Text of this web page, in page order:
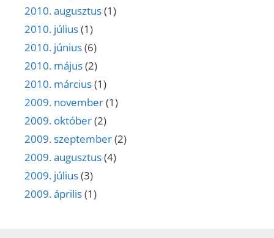
2010. augusztus(1)
2010. július(1)
2010. június(6)
2010. május(2)
2010. március(1)
2009. november(1)
2009. október(2)
2009. szeptember(2)
2009. augusztus(4)
2009. július(3)
2009. április(1)